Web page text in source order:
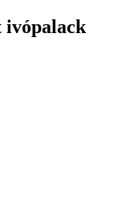
ivópalack